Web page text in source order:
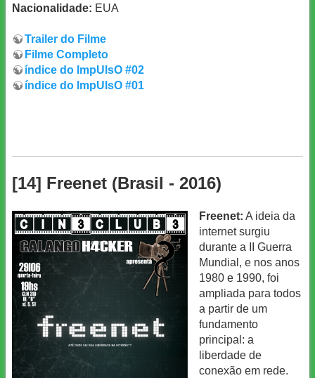
Nacionalidade: EUA
Trailer do Filme
Filme Completo
índice do ImpUlsO #02
índice do ImpUlsO #01
[14] Freenet (Brasil - 2016)
Freenet: A ideia da
internet surgiu
durante a II Guerra
Mundial, e nos anos
1980 e 1990, foi
ampliada para todos
a partir de um
fundamento
principal: a
liberdade de
conexão em rede.